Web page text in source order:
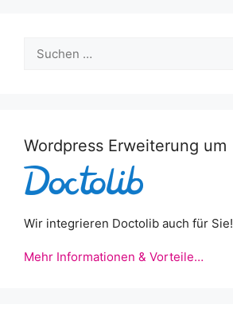
nach:
Wordpress Erweiterung um
Wir integrieren Doctolib auch für Sie!
Mehr Informationen & Vorteile…